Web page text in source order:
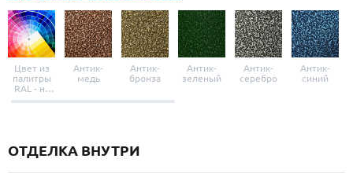
Цвет из
палитры
RAL - на
выбор
Антик-
медь
Антик-
бронза
Антик-
зеленый
Антик-
серебро
Антик-
синий
ОТДЕЛКА ВНУТРИ